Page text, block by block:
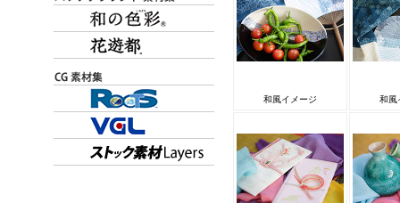
和風イメージ 和風